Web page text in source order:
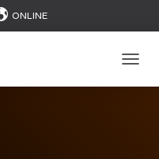
ONLINE